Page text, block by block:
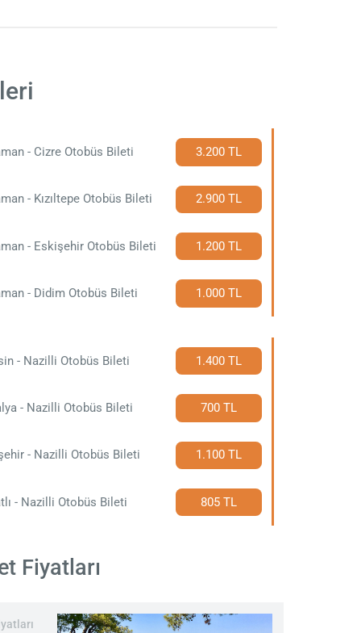
- Cizre Otobüs Bileti 3.200 TL
- Kızıltepe Otobüs Bileti 2.900 TL
- Eskişehir Otobüs Bileti 1.200 TL
- Didim Otobüs Bileti 1.000 TL
- Nazilli Otobüs Bileti 1.400 TL
- Nazilli Otobüs Bileti 700 TL
- Nazilli Otobüs Bileti 1.100 TL
- Nazilli Otobüs Bileti 805 TL
Fiyatları